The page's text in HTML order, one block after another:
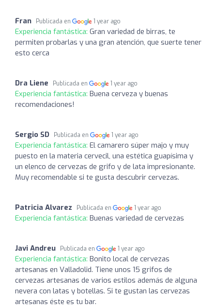
Fran Publicada en 1 year ago
Experiencia fantástica: Gran variedad de birras, te
permiten probarlas y una gran atención, que suerte tener
esto cerca
Dra Liene Publicada en 1 year ago
Experiencia fantástica: Buena cerveza y buenas
recomendaciones!
Sergio SD Publicada en 1 year ago
Experiencia fantástica: El camarero súper majo y muy
puesto en la materia cervecil, una estética guapísima y
un elenco de cervezas de grifo y de lata impresionante.
Muy recomendable si te gusta descubrir cervezas.
Patricia Alvarez Publicada en 1 year ago
Experiencia fantástica: Buenas variedad de cervezas
Javi Andreu Publicada en 1 year ago
Experiencia fantástica: Bonito local de cervezas
artesanas en Valladolid. Tiene unos 15 grifos de
cervezas artesanas de varios estilos además de alguna
nevera con latas y botellas. Si te gustan las cervezas
artesanas éste es tu bar.